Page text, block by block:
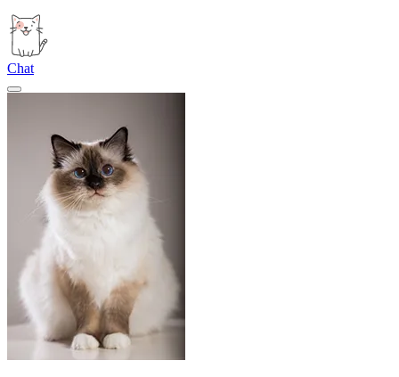
Chat